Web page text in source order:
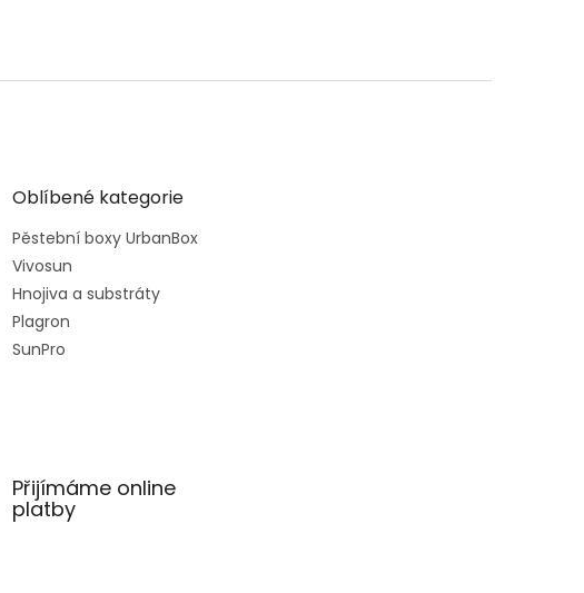
Oblíbené kategorie
Pěstební boxy UrbanBox
Vivosun
Hnojiva a substráty
Plagron
SunPro
Přijímáme online
platby